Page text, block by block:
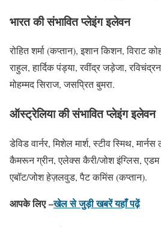
भारत की संभावित प्लेइंग इलेवन
रोहित शर्मा (कप्तान), इशान किशन, विराट
राहुल, हार्दिक पंड्या, रवींद्र जड़ेजा,
मोहम्मद सिराज, जसप्रित बुमरा.
ऑस्ट्रेलिया की संभावित प्लेइंग इलेवन
डेविड वार्नर, मिशेल मार्श, स्टीव स्मिथ,
कैमरून ग्रीन, एलेक्स कैरी/जोश इंग्लिस, एडम
एबॉट/जोश हेज़लवुड, पैट कमिंस (कप्तान).
आपके लिए –खेल से जुड़ी खबरें यहाँ पढ़ें